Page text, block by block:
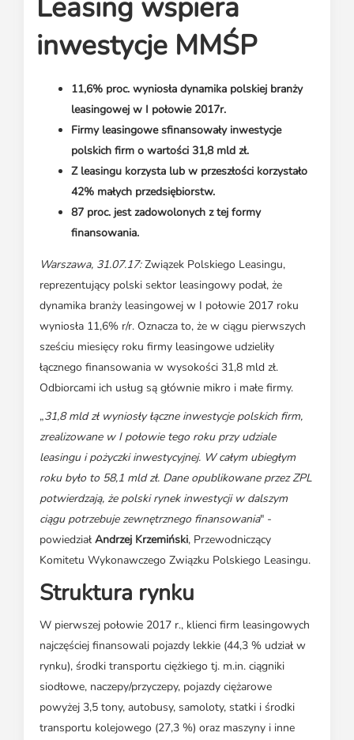
Partnerzy ZPL
Subskrybuj Leaseletter
Materiały do pobrania
Kontakt dla mediów
Klauzule informacyjne
Leasing wspiera
inwestycje MMŚP
11,6% proc. wyniosła dynamika polskiej branży
leasingowej w I połowie 2017r.
Firmy leasingowe sfinansowały inwestycje
polskich firm o wartości 31,8 mld zł.
Z leasingu korzysta lub w przeszłości korzystało
42% małych przedsiębiorstw.
87 proc. jest zadowolonych z tej formy
finansowania.
Warszawa, 31.07.17:Związek Polskiego Leasingu,
reprezentujący polski sektor leasingowy podał, że
dynamika branży leasingowej w I połowie 2017 roku
wyniosła 11,6% r/r. Oznacza to, że w ciągu pierwszych
sześciu miesięcy roku firmy leasingowe udzieliły
łącznego finansowania w wysokości 31,8 mld zł.
Odbiorcami ich usług są głównie mikro i małe firmy.
„31,8 mld zł wyniosły łączne inwestycje polskich firm,
zrealizowane w I połowie tego roku przy udziale
leasingu i pożyczki inwestycyjnej. W całym ubiegłym
roku było to 58,1 mld zł. Dane opublikowane przez ZPL
potwierdzają, że polski rynek inwestycji w dalszym
ciągu potrzebuje zewnętrznego finansowania" -
powiedział Andrzej Krzemiński, Przewodniczący
Komitetu Wykonawczego Związku Polskiego Leasingu.
Struktura rynku
W pierwszej połowie 2017 r., klienci firm leasingowych
najczęściej finansowali pojazdy lekkie (44,3 % udział w
rynku), środki transportu ciężkiego tj. m.in. ciągniki
siodłowe, naczepy/przyczepy, pojazdy ciężarowe
powyżej 3,5 tony, autobusy, samoloty, statki i środki
transportu kolejowego (27,3 %) oraz maszyny i inne